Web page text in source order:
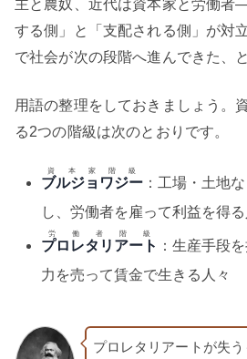
主と農奴、近代は資本家と労働
する側」と「支配される側」が対
で社会が次の段階へ進んできた、
用語の整理をしておきましょう。
る2つの階級は次のとおりです。
ブルジョワジー
資本家階級
：工場・土地
し、労働者を雇って利益を得る
プロレタリアート
労働者階級
：生産手段
力を売って賃金で生きる人々
プロレタリアートが失